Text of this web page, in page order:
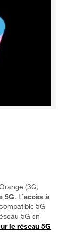
(3G,
5G. L’accès à
5G
5G en
le réseau 5G